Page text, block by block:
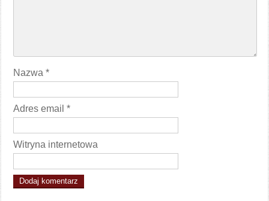
Nazwa*
Adres email*
Witryna internetowa